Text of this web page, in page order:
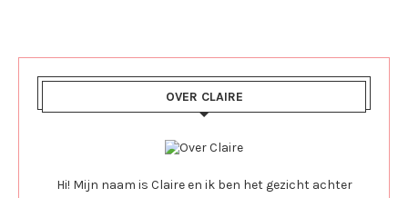
OVER CLAIRE
Hi! Mijn naam is Claire en ik ben het gezicht achter